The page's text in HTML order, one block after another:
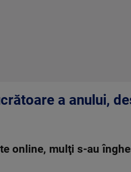
a anului,
online, mulţi s-au